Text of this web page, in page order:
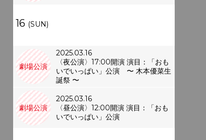
16 (SUN)
劇場公演
2025.03.16
〈夜公演〉17:00開演 演目：「おも
いでいっぱい」公演 〜 木本優菜生
誕祭 〜
劇場公演
2025.03.16
〈昼公演〉12:00開演 演目：「おも
いでいっぱい」公演